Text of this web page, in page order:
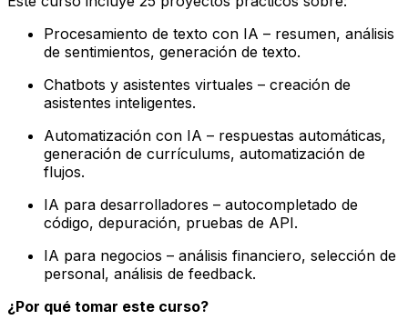
Procesamiento de texto con IA – resumen, análisis
de sentimientos, generación de texto.
Chatbots y asistentes virtuales – creación de
asistentes inteligentes.
Automatización con IA – respuestas automáticas,
generación de currículums, automatización de
flujos.
IA para desarrolladores – autocompletado de
código, depuración, pruebas de API.
IA para negocios – análisis financiero, selección de
personal, análisis de feedback.
¿Por qué tomar este curso?